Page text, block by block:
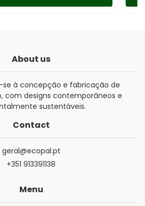
About us
se à concepção e fabricação de
com designs contemporâneos e
sustentáveis.
Contact
geral@ecopal.pt
+351 913391138
Menu